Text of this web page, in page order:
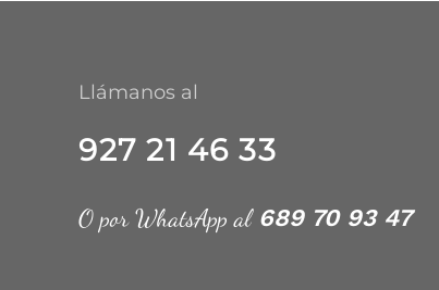
Llámanos al
927 21 46 33
O por WhatsApp al 689 70 93 47